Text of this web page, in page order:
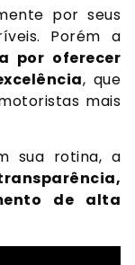
por seus
Porém a
por oferecer
, que
mais
sua rotina, a
de alta